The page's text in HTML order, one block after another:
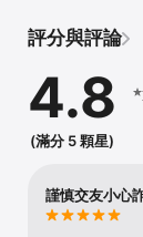
GRASS 是結合運
動。
透過實際在戶外
在 GRASS，每
GRASS 好約人嗎？
然約出來。
當你加入活動或
評分與評論
4.8
(滿分 5 顆星)
謹慎交友小心